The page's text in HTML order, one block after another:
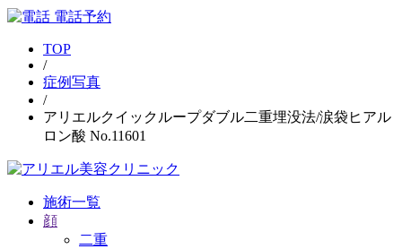
電話予約
TOP
/
症例写真
/
アリエルクイックループダブル二重埋没法/涙袋ヒアル
ロン酸 No.11601
施術一覧
顔
二重